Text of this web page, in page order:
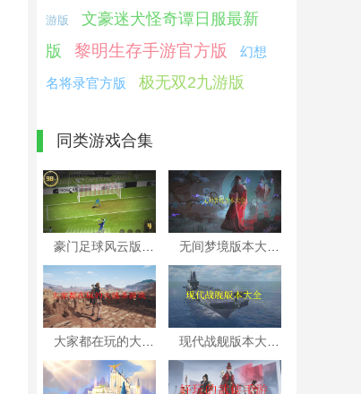
游版
文豪迷犬怪奇谭日服最新
版
黎明生存手游官方版 幻想
名将录官方版 极无双2九游版
同类游戏合集